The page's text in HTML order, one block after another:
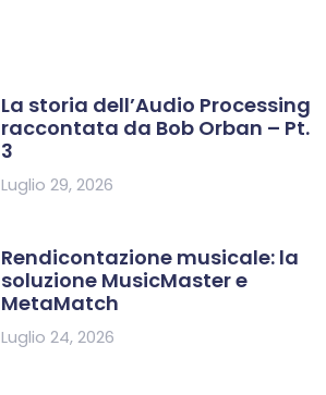
La storia dell’Audio Processing
raccontata da Bob Orban – Pt.
3
Luglio 29, 2026
Rendicontazione musicale: la
soluzione MusicMaster e
MetaMatch
Luglio 24, 2026